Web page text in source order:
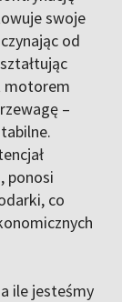
swoje
od
motorem
–
ponosi
co
ile jesteśmy